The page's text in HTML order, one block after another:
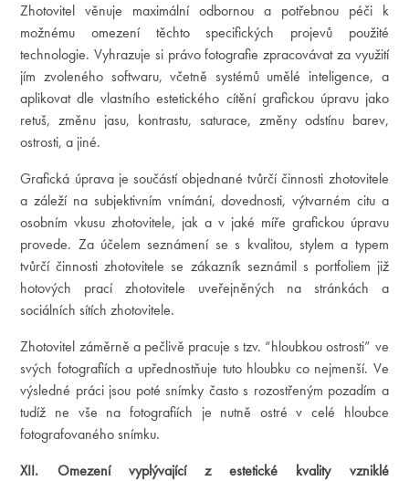
Zhotovitel věnuje maximální odbornou a potřebnou péči k
možnému omezení těchto specifických projevů použité
technologie. Vyhrazuje si právo fotografie zpracovávat za využití
jím zvoleného softwaru, včetně systémů umělé inteligence, a
aplikovat dle vlastního estetického cítění grafickou úpravu jako
retuš, změnu jasu, kontrastu, saturace, změny odstínu barev,
ostrosti, a jiné.
Grafická úprava je součástí objednané tvůrčí činnosti zhotovitele
a záleží na subjektivním vnímání, dovednosti, výtvarném citu a
osobním vkusu zhotovitele, jak a v jaké míře grafickou úpravu
provede. Za účelem seznámení se s kvalitou, stylem a typem
tvůrčí činnosti zhotovitele se zákazník seznámil s portfoliem již
hotových prací zhotovitele uveřejněných na stránkách a
sociálních sítích zhotovitele.
Zhotovitel záměrně a pečlivě pracuje s tzv. “hloubkou ostrosti” ve
svých fotografiích a upřednostňuje tuto hloubku co nejmenší. Ve
výsledné práci jsou poté snímky často s rozostřeným pozadím a
tudíž ne vše na fotografiích je nutně ostré v celé hloubce
fotografovaného snímku.
XII. Omezení vyplývající z estetické kvality vzniklé